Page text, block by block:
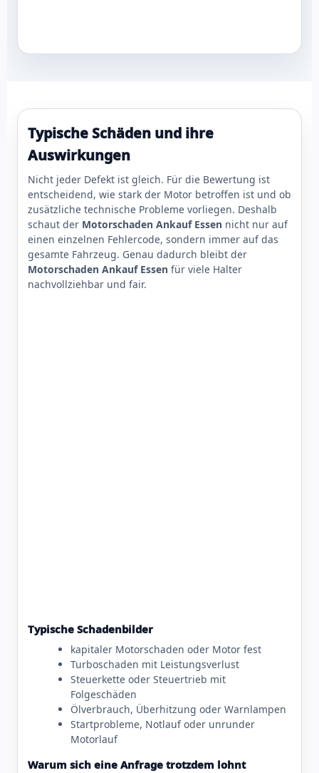
Typische Schäden und ihre
Auswirkungen
Nicht jeder Defekt ist gleich. Für die Bewertung ist
entscheidend, wie stark der Motor betroffen ist und ob
zusätzliche technische Probleme vorliegen. Deshalb
schaut der Motorschaden Ankauf Essen nicht nur auf
einen einzelnen Fehlercode, sondern immer auf das
gesamte Fahrzeug. Genau dadurch bleibt der
Motorschaden Ankauf Essen für viele Halter
nachvollziehbar und fair.
Typische Schadenbilder
kapitaler Motorschaden oder Motor fest
Turboschaden mit Leistungsverlust
Steuerkette oder Steuertrieb mit
Folgeschäden
Ölverbrauch, Überhitzung oder Warnlampen
Startprobleme, Notlauf oder unrunder
Motorlauf
Warum sich eine Anfrage trotzdem lohnt